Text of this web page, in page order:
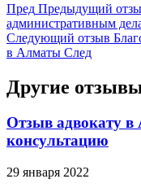
Пред Предыдущий
административным
Следующий отзыв
в Алматы След
Другие
Отзыв адвокату
консультацию
29 января 2022